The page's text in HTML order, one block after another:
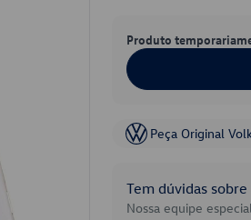
Produto
Peça Original
Tem dúvidas
Nossa equipe